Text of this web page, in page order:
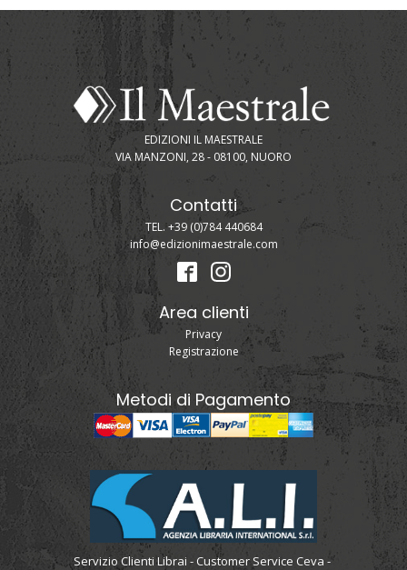
EDIZIONI IL MAESTRALE
VIA MANZONI, 28 - 08100, NUORO
Contatti
TEL. +39 (0)784 440684
info@edizionimaestrale.com
Area clienti
Privacy
Registrazione
Metodi di Pagamento
Servizio Clienti Librai - Customer Service Ceva -